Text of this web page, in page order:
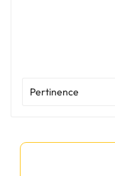
Pertinence